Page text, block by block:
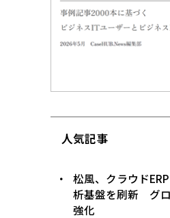
人気記事
松風、クラウド
析基盤を刷新 グ
強化